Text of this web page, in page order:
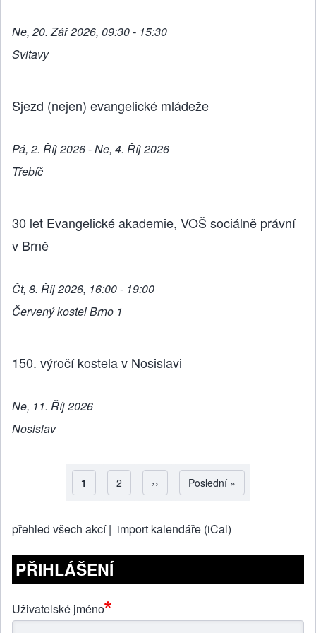
Ne, 20. Zář 2026, 09:30 - 15:30
Svitavy
Sjezd (nejen) evangelické mládeže
Pá, 2. Říj 2026 - Ne, 4. Říj 2026
Třebíč
30 let Evangelické akademie, VOŠ sociálně právní
v Brně
Čt, 8. Říj 2026, 16:00 - 19:00
Červený kostel Brno 1
150. výročí kostela v Nosislavi
Ne, 11. Říj 2026
Nosislav
Pagination
Aktuální stránka
1 Strana
2 Následující stránka
›› Poslední stránka
Poslední »
přehled všech akcí | import kalendáře (iCal)
PŘIHLÁŠENÍ
Uživatelské jméno